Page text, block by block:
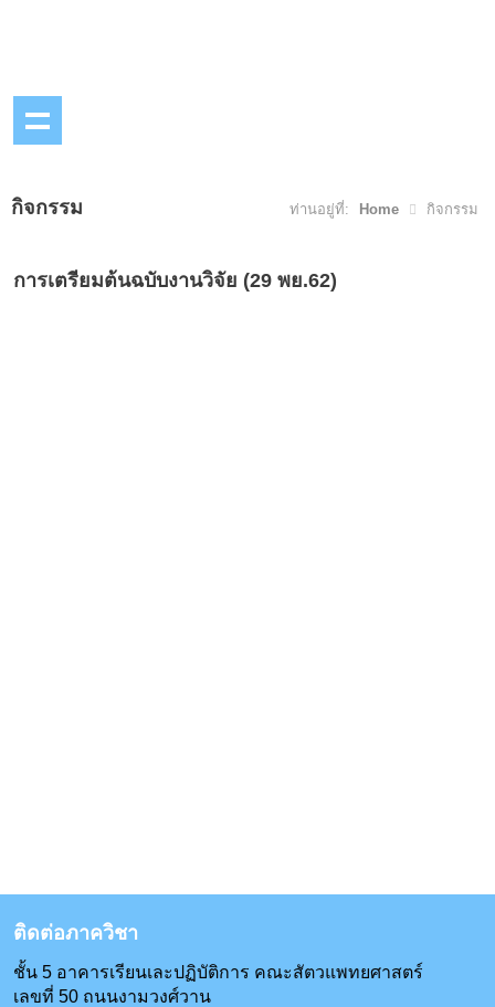
กิจกรรม ท่านอยู่ที่: Home กิจกรรม
การเตรียมต้นฉบับงานวิจัย (29 พย.62)
ติดต่อภาควิชา
ชั้น 5 อาคารเรียนเละปฏิบัติการ คณะสัตวแพทยศาสตร์
เลขที่ 50 ถนนงามวงศ์วาน